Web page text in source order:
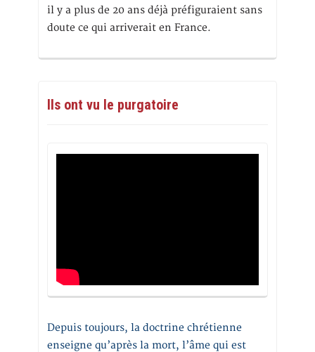
il y a plus de 20 ans déjà préfiguraient sans
doute ce qui arriverait en France.
Ils ont vu le purgatoire
Depuis toujours, la doctrine chrétienne
enseigne qu’après la mort, l’âme qui est